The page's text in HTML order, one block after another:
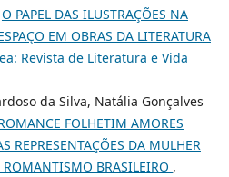
O PAPEL DAS ILUSTRAÇÕES NA
EM OBRAS DA LITERATURA
Revista de Literatura e Vida
da Silva, Natália Gonçalves
FOLHETIM AMORES
REPRESENTAÇÕES DA MULHER
ROMANTISMO BRASILEIRO ,